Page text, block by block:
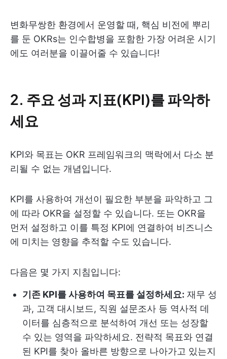
변화무쌍한 환경에서 운영할 때, 핵심 비전에 뿌리
를 둔 OKRs는 인수합병을 포함한 가장 어려운 시기
에도 여러분을 이끌어줄 수 있습니다!
2. 주요 성과 지표(KPI)를 파악하
세요
KPI와 목표는 OKR 프레임워크의 맥락에서 다소 분
리될 수 없는 개념입니다.
KPI를 사용하여 개선이 필요한 부분을 파악하고 그
에 따라 OKR을 설정할 수 있습니다. 또는 OKR을
먼저 설정하고 이를 특정 KPI에 연결하여 비즈니스
에 미치는 영향을 추적할 수도 있습니다.
다음은 몇 가지 지침입니다:
기존 KPI를 사용하여 목표를 설정하세요: 재무 성
과, 고객 대시보드, 직원 설문조사 등 역사적 데
이터를 심층적으로 분석하여 개선 또는 성장할
수 있는 영역을 파악하세요. 전략적 목표와 연결
된 KPI를 찾아 올바른 방향으로 나아가고 있는지